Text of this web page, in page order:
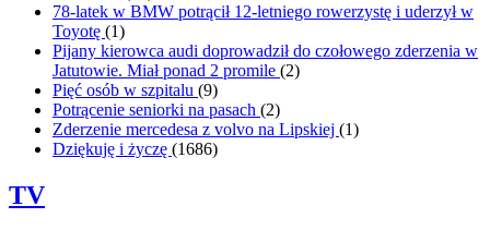
78-latek w BMW potrącił 12-letniego rowerzystę i uderzył w
Toyotę (1)
Pijany kierowca audi doprowadził do czołowego zderzenia w
Jatutowie. Miał ponad 2 promile (2)
Pięć osób w szpitalu (9)
Potrącenie seniorki na pasach (2)
Zderzenie mercedesa z volvo na Lipskiej (1)
Dziękuję i życzę (1686)
TV